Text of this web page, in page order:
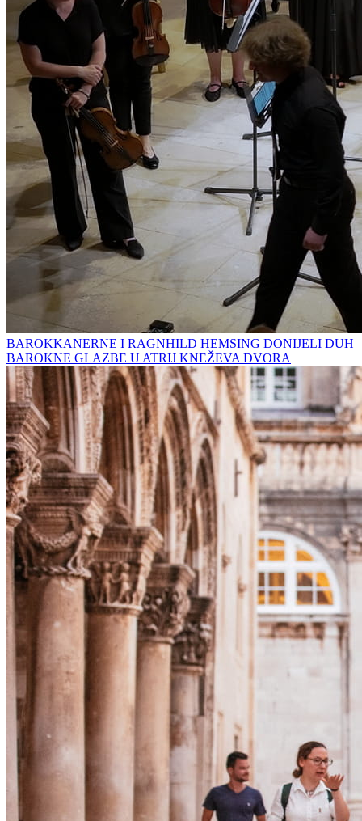
BAROKKANERNE I RAGNHILD HEMSING DONIJELI DUH
BAROKNE GLAZBE U ATRIJ KNEŽEVA DVORA